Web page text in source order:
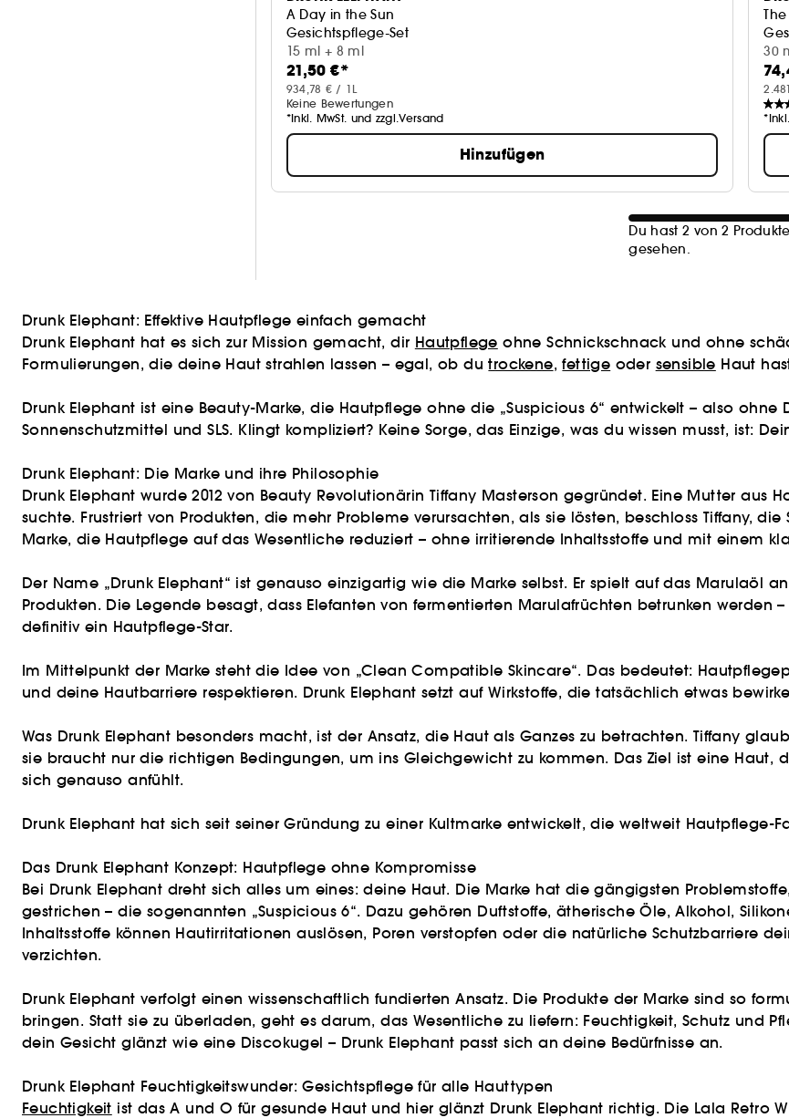
A Day in the Sun
Gesichtspflege-Set
15 ml + 8 ml
21,50 €*
934,78 € / 1L
Keine Bewertungen
*Inkl. MwSt. und zzgl.Versand
Hinzufügen
30
Du hast 2 von 2
gesehen.
Drunk Elephant: Effektive Hautpflege einfach gemacht
Drunk Elephant hat es sich zur Mission gemacht, dir Hautpflege ohne Schnickschnack und ohne
Formulierungen, die deine Haut strahlen lassen – egal, ob dutrockene,fettige oder sensible Haut
Drunk Elephant ist eine Beauty-Marke, die Hautpflege ohne die „Suspicious 6“ entwickelt – also
Sonnenschutzmittel und SLS. Klingt kompliziert? Keine Sorge, das Einzige, was du wissen musst, ist:
Drunk Elephant: Die Marke und ihre Philosophie
Drunk Elephant wurde 2012 von Beauty Revolutionärin Tiffany Masterson gegründet. Eine Mutter aus
suchte. Frustriert von Produkten, die mehr Probleme verursachten, als sie lösten, beschloss Tiffany,
Marke, die Hautpflege auf das Wesentliche reduziert – ohne irritierende Inhaltsstoffe und mit einem
Der Name „Drunk Elephant“ ist genauso einzigartig wie die Marke selbst. Er spielt auf das Marulaöl
Produkten. Die Legende besagt, dass Elefanten von fermentierten Marulafrüchten betrunken
definitiv ein Hautpflege-Star.
Im Mittelpunkt der Marke steht die Idee von „Clean Compatible Skincare“. Das bedeutet:
und deine Hautbarriere respektieren. Drunk Elephant setzt auf Wirkstoffe, die tatsächlich etwas
Was Drunk Elephant besonders macht, ist der Ansatz, die Haut als Ganzes zu betrachten. Tiffany
sie braucht nur die richtigen Bedingungen, um ins Gleichgewicht zu kommen. Das Ziel ist eine Haut,
sich genauso anfühlt.
Drunk Elephant hat sich seit seiner Gründung zu einer Kultmarke entwickelt, die weltweit Hautpflege-
Das Drunk Elephant Konzept: Hautpflege ohne Kompromisse
Bei Drunk Elephant dreht sich alles um eines: deine Haut. Die Marke hat die gängigsten
gestrichen – die sogenannten „Suspicious 6“. Dazu gehören Duftstoffe, ätherische Öle, Alkohol,
Inhaltsstoffe können Hautirritationen auslösen, Poren verstopfen oder die natürliche Schutzbarriere
verzichten.
Drunk Elephant verfolgt einen wissenschaftlich fundierten Ansatz. Die Produkte der Marke sind so
bringen. Statt sie zu überladen, geht es darum, das Wesentliche zu liefern: Feuchtigkeit, Schutz und
dein Gesicht glänzt wie eine Discokugel – Drunk Elephant passt sich an deine Bedürfnisse an.
Drunk Elephant Feuchtigkeitswunder: Gesichtspflege für alle Hauttypen
Feuchtigkeit ist das A und O für gesunde Haut und hier glänzt Drunk Elephant richtig. Die Lala Retro